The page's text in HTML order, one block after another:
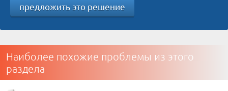
предложить это решение
Наиболее похожие проблемы из этого
раздела